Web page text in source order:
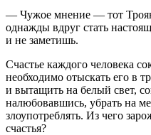
— Чужое мнение — тот
однажды вдруг стать
и не заметишь.
Счастье каждого человека
необходимо отыскать его в
и вытащить на белый свет,
налюбовавшись, убрать на
злоупотреблять. Из чего
счастья?